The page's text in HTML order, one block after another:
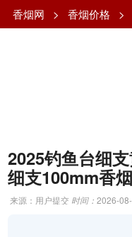
香烟网 > 香烟价格 >
2025钓鱼台细
细支100mm香烟
来源：用户提交 时间：2026-